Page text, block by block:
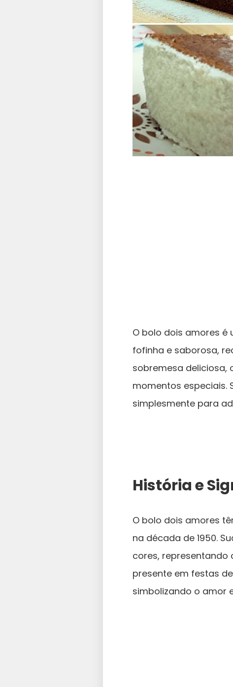
O bolo dois amores
fofinha e saborosa,
sobremesa deliciosa,
momentos especiais.
simplesmente para
História e
O bolo dois amores
na década de 1950.
cores, representando
presente em festas
simbolizando o amor